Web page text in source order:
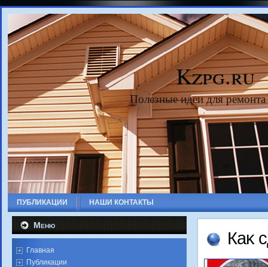
Kzpg.ru
Полезные идеи для
ПУБЛИКАЦИИ НАШИ КОНТАКТЫ
Меню
Главная
Публикации
Каκ